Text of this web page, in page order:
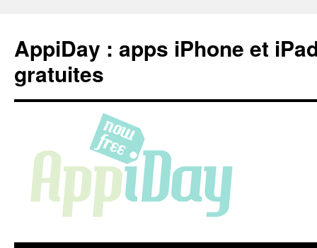
contenu
AppiDay : apps iPhone et
gratuites